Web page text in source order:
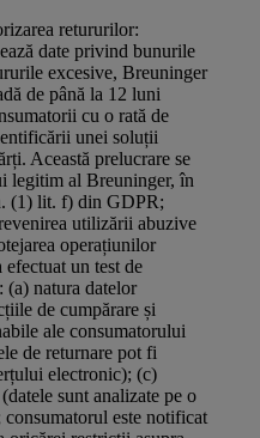
retururilor:
date privind bunurile
excesive, Breuninger
de până la 12 luni
cu o rată de
unei soluții
Această prelucrare se
legitim al Breuninger, în
(1) lit. f) din GDPR;
utilizării abuzive
operațiunilor
un test de
(a) natura datelor
de cumpărare și
ale consumatorului
de returnare pot fi
electronic); (c)
sunt analizate pe o
este notificat